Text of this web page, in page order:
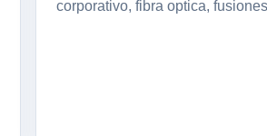
corporativo, fibra optica,